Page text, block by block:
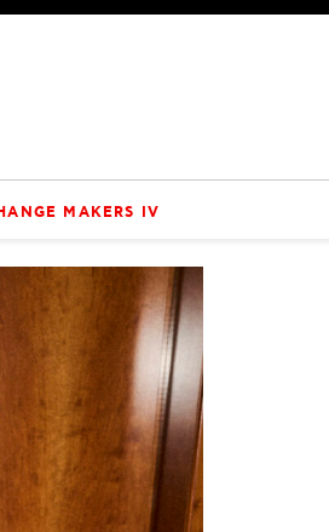
MAKERS IV